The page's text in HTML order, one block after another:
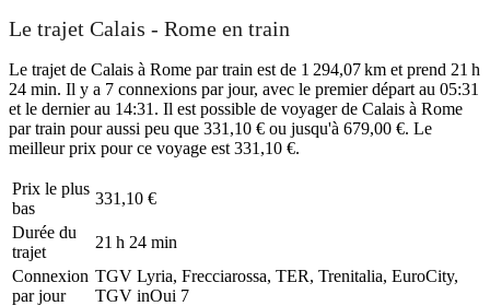
Le trajet Calais - Rome en train
Le trajet de Calais à Rome par train est de 1 294,07 km et prend 21 h
24 min. Il y a 7 connexions par jour, avec le premier départ au 05:31
et le dernier au 14:31. Il est possible de voyager de Calais à Rome
par train pour aussi peu que 331,10 € ou jusqu'à 679,00 €. Le
meilleur prix pour ce voyage est 331,10 €.
Prix ​​le plus
bas
331,10 €
Durée du
trajet
21 h 24 min
Connexion
par jour
TGV Lyria, Frecciarossa, TER, Trenitalia, EuroCity,
TGV inOui 7